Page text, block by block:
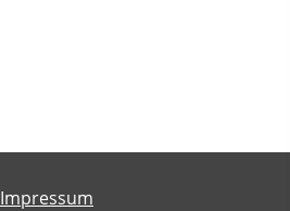
Impressum